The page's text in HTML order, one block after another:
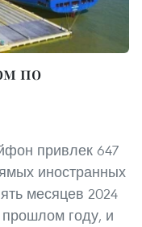
по
привлек 647
иностранных
месяцев 2024
прошлом году, и